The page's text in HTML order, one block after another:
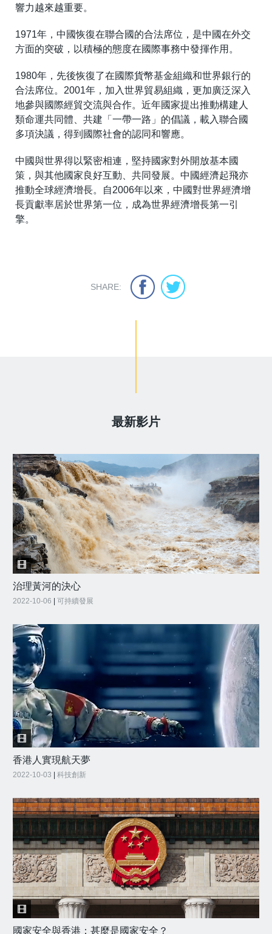
響力越來越重要。
1971年，中國恢復在聯合國的合法席位，是中國在外交
方面的突破，以積極的態度在國際事務中發揮作用。
1980年，先後恢復了在國際貨幣基金組織和世界銀行的
合法席位。2001年，加入世界貿易組織，更加廣泛深入
地參與國際經貿交流與合作。近年國家提出推動構建人
類命運共同體、共建「一帶一路」的倡議，載入聯合國
多項決議，得到國際社會的認同和響應。
中國與世界得以緊密相連，堅持國家對外開放基本國
策，與其他國家良好互動、共同發展。中國經濟起飛亦
推動全球經濟增長。自2006年以來，中國對世界經濟增
長貢獻率居於世界第一位，成為世界經濟增長第一引
擎。
SHARE:
最新影片
治理黃河的決心
2022-10-06 可持續發展
香港人實現航天夢
2022-10-03 科技創新
國家安全與香港：甚麼是國家安全？